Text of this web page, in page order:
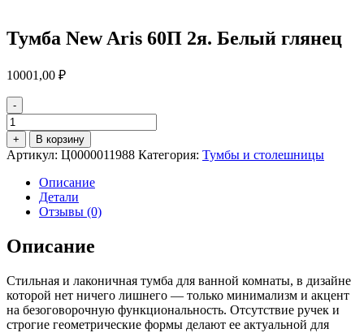
Тумба New Aris 60П 2я. Белый глянец
10001,00 ₽
-
Количество
товара
Тумба
New
Aris
60П
Белый
глянец
+ В корзину
Артикул: Ц0000011988 Категория: Тумбы и столешницы
Описание
Детали
Отзывы (0)
Описание
Стильная и лаконичная тумба для ванной комнаты, в дизайне
которой нет ничего лишнего — только минимализм и акцент
на безоговорочную функциональность. Отсутствие ручек и
строгие геометрические формы делают ее актуальной для